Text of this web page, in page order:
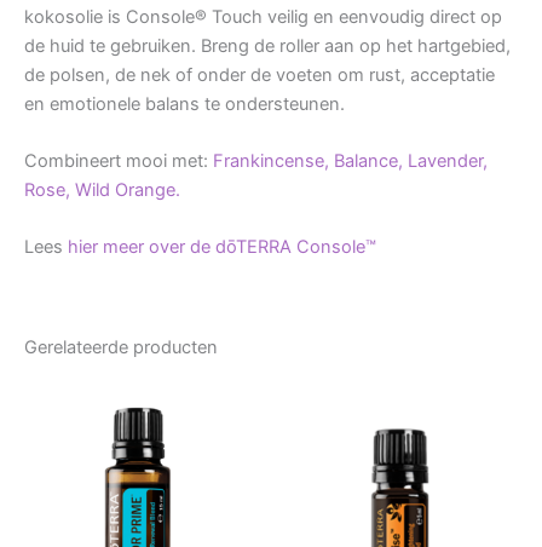
kokosolie is Console® Touch veilig en eenvoudig direct op
de huid te gebruiken. Breng de roller aan op het hartgebied,
de polsen, de nek of onder de voeten om rust, acceptatie
en emotionele balans te ondersteunen.
Combineert mooi met: Frankincense, Balance, Lavender,
Rose, Wild Orange.
Lees hier meer over de dōTERRA Console™
Gerelateerde producten